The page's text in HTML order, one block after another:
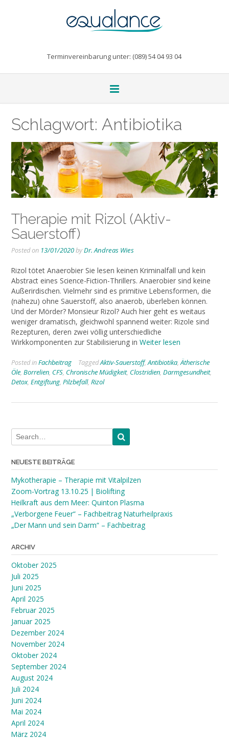
Terminvereinbarung unter: (089) 54 04 93 04
Schlagwort: Antibiotika
Therapie mit Rizol (Aktiv-
Sauerstoff)
Posted on 13/01/2020byDr. Andreas Wies
Rizol tötet Anaerobier Sie lesen keinen Kriminalfall und kein
Abstract eines Science-Fiction-Thrillers. Anaerobier sind keine
Außerirdischen. Vielmehr sind es primitive Lebensformen, die
(nahezu) ohne Sauerstoff, also anaerob, überleben können.
Und der Mörder? Monsieur Rizol? Auch hier geht es weitaus
weniger dramatisch, gleichwohl spannend weiter: Rizole sind
Rezepturen, deren zwei völlig unterschiedliche
Wirkkomponenten zur Stabilisierung in Weiter lesen
Posted inFachbeitrag TaggedAktiv-Sauerstoff,Antibiotika,Ätherische
Öle, Borrelien, CFS, Chronische Müdigkeit, Clostridien, Darmgesundheit,
Detox, Entgiftung, Pilzbefall, Rizol
NEUESTE BEITRÄGE
Mykotherapie – Therapie mit Vitalpilzen
Zoom-Vortrag 13.10.25 | Biolifting
Heilkraft aus dem Meer: Quinton Plasma
„Verborgene Feuer“ – Fachbeitrag Naturheilpraxis
„Der Mann und sein Darm“ – Fachbeitrag
ARCHIV
Oktober 2025
Juli 2025
Juni 2025
April 2025
Februar 2025
Januar 2025
Dezember 2024
November 2024
Oktober 2024
September 2024
August 2024
Juli 2024
Juni 2024
Mai 2024
April 2024
März 2024